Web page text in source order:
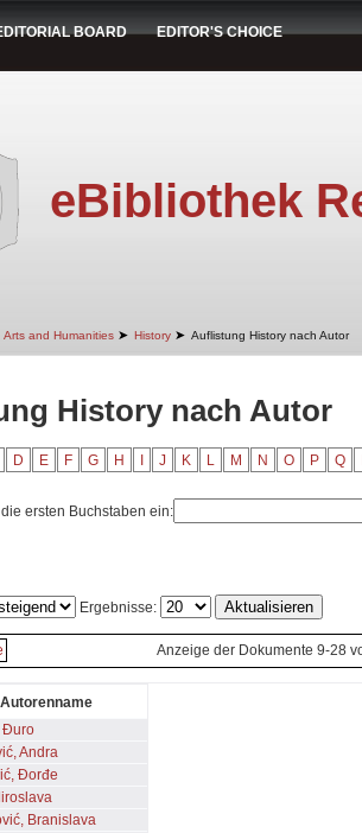
BOARD EDITOR'S CHOICE
eBibliothek
Arts and Humanities ➤ History ➤ Auflistung History nach Autor
History nach Autor
D E F G H J K L M N O P Q
ersten Buchstaben ein:
Ergebnisse:
Anzeige der Dokumente 9-28
Autorenname
Đuro
Andra
Đorđe
Branislava